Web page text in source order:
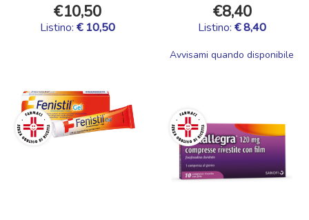
€10,50
Listino: € 10,50
€8,40
Listino: € 8,40
Avvisami quando disponibile